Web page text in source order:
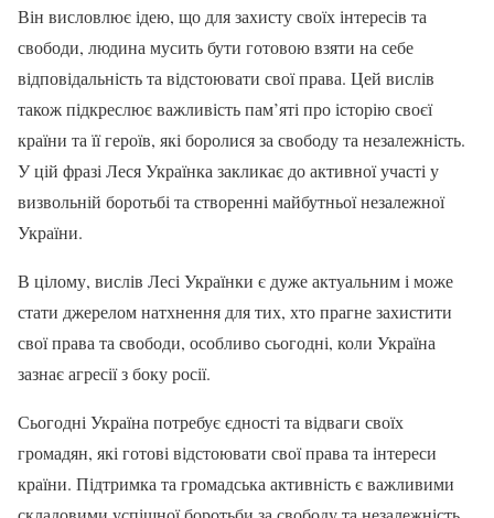
Він висловлює ідею, що для захисту своїх інтересів та
свободи, людина мусить бути готовою взяти на себе
відповідальність та відстоювати свої права. Цей вислів
також підкреслює важливість пам’яті про історію своєї
країни та її героїв, які боролися за свободу та незалежність.
У цій фразі Леся Українка закликає до активної участі у
визвольній боротьбі та створенні майбутньої незалежної
України.
В цілому, вислів Лесі Українки є дуже актуальним і може
стати джерелом натхнення для тих, хто прагне захистити
свої права та свободи, особливо сьогодні, коли Україна
зазнає агресії з боку росії.
Сьогодні Україна потребує єдності та відваги своїх
громадян, які готові відстоювати свої права та інтереси
країни. Підтримка та громадська активність є важливими